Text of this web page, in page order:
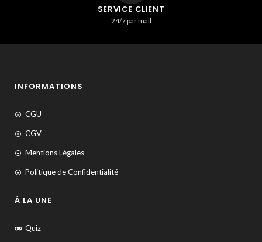
SERVICE CLIENT
24/7 par mail
INFORMATIONS
CGU
CGV
Mentions Légales
Politique de Confidentialité
À LA UNE
Quiz